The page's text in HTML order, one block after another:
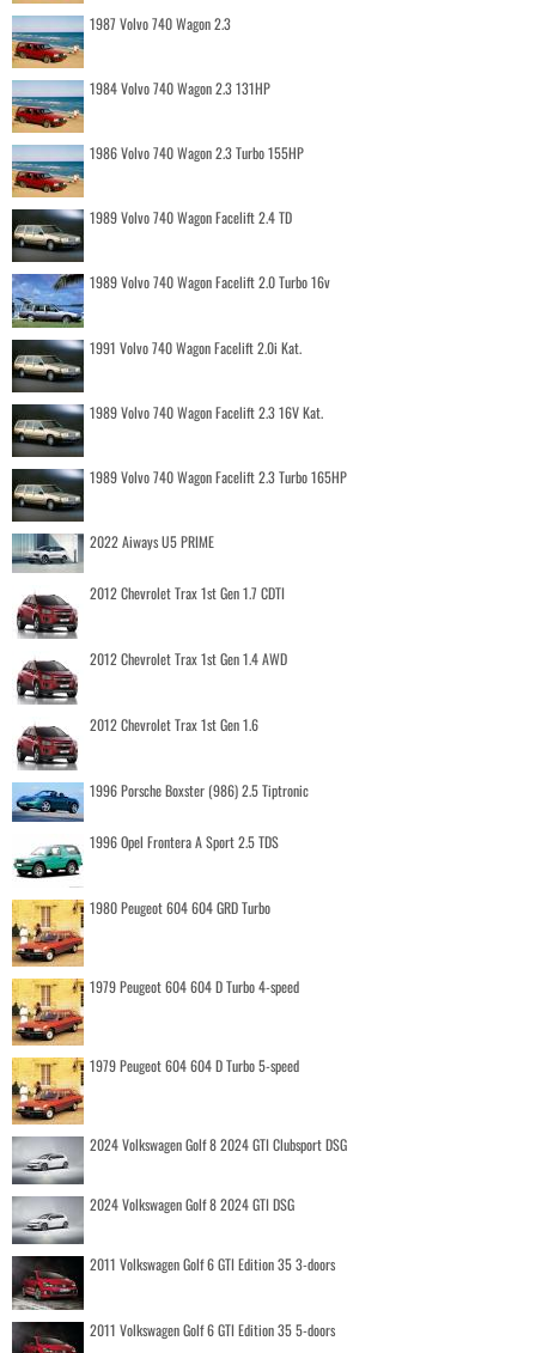
1987 Volvo 740 Wagon 2.3
1984 Volvo 740 Wagon 2.3 131HP
1986 Volvo 740 Wagon 2.3 Turbo 155HP
1989 Volvo 740 Wagon Facelift 2.4 TD
1989 Volvo 740 Wagon Facelift 2.0 Turbo 16v
1991 Volvo 740 Wagon Facelift 2.0i Kat.
1989 Volvo 740 Wagon Facelift 2.3 16V Kat.
1989 Volvo 740 Wagon Facelift 2.3 Turbo 165HP
2022 Aiways U5 PRIME
2012 Chevrolet Trax 1st Gen 1.7 CDTI
2012 Chevrolet Trax 1st Gen 1.4 AWD
2012 Chevrolet Trax 1st Gen 1.6
1996 Porsche Boxster (986) 2.5 Tiptronic
1996 Opel Frontera A Sport 2.5 TDS
1980 Peugeot 604 604 GRD Turbo
1979 Peugeot 604 604 D Turbo 4-speed
1979 Peugeot 604 604 D Turbo 5-speed
2024 Volkswagen Golf 8 2024 GTI Clubsport DSG
2024 Volkswagen Golf 8 2024 GTI DSG
2011 Volkswagen Golf 6 GTI Edition 35 3-doors
2011 Volkswagen Golf 6 GTI Edition 35 5-doors